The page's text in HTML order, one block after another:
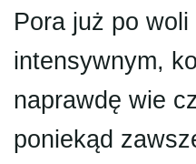
Pora już po
intensywnym,
naprawdę wie
poniekąd